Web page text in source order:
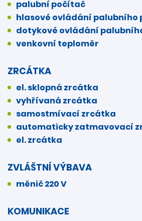
palubní počítač
hlasové ovládání palubního
dotykové ovládání
venkovní teploměr
ZRCÁTKA
el. sklopná zrcátka
vyhřívaná zrcátka
samostmívací zrcátka
automaticky zatmavovací
el. zrcátka
ZVLÁŠTNÍ VÝBAVA
měnič 220 V
KOMUNIKACE